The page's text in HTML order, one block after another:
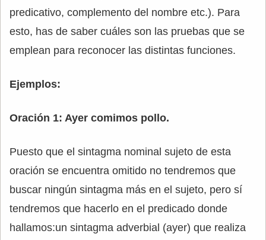
predicativo, complemento del nombre etc.). Para
esto, has de saber cuáles son las pruebas que se
emplean para reconocer las distintas funciones.
Ejemplos:
Oración 1: Ayer comimos pollo.
Puesto que el sintagma nominal sujeto de esta
oración se encuentra omitido no tendremos que
buscar ningún sintagma más en el sujeto, pero sí
tendremos que hacerlo en el predicado donde
hallamos:un sintagma adverbial (ayer) que realiza